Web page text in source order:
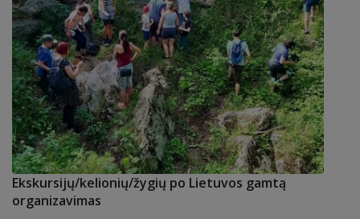
Ekskursijų/kelionių/žygių po Lietuvos gamtą
organizavimas